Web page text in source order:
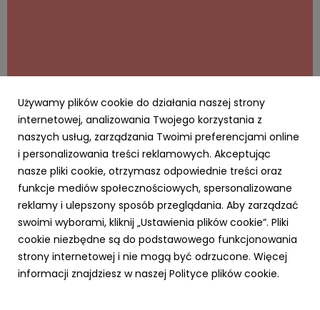
AKTUALNOŚCI
Cyfrowy Biznes się opłaca – rusza
kampania MRiT i NASK dla MŚP. Za realizację
odpowiada RO
20 kwietnia 2026
Agencja Ro na zlecenie Ministerstwa Rozwoju i
Technologii realizuje kampanię „Cyfrowy Biznes”.
Inicjatywa skierowana do sektora MŚP promuje
Używamy plików cookie do działania naszej strony
internetowej, analizowania Twojego korzystania z
naszych usług, zarządzania Twoimi preferencjami online
i personalizowania treści reklamowych. Akceptując
nasze pliki cookie, otrzymasz odpowiednie treści oraz
funkcje mediów społecznościowych, spersonalizowane
reklamy i ulepszony sposób przeglądania. Aby zarządzać
swoimi wyborami, kliknij „Ustawienia plików cookie”. Pliki
cookie niezbędne są do podstawowego funkcjonowania
strony internetowej i nie mogą być odrzucone. Więcej
informacji znajdziesz w naszej Polityce plików cookie.